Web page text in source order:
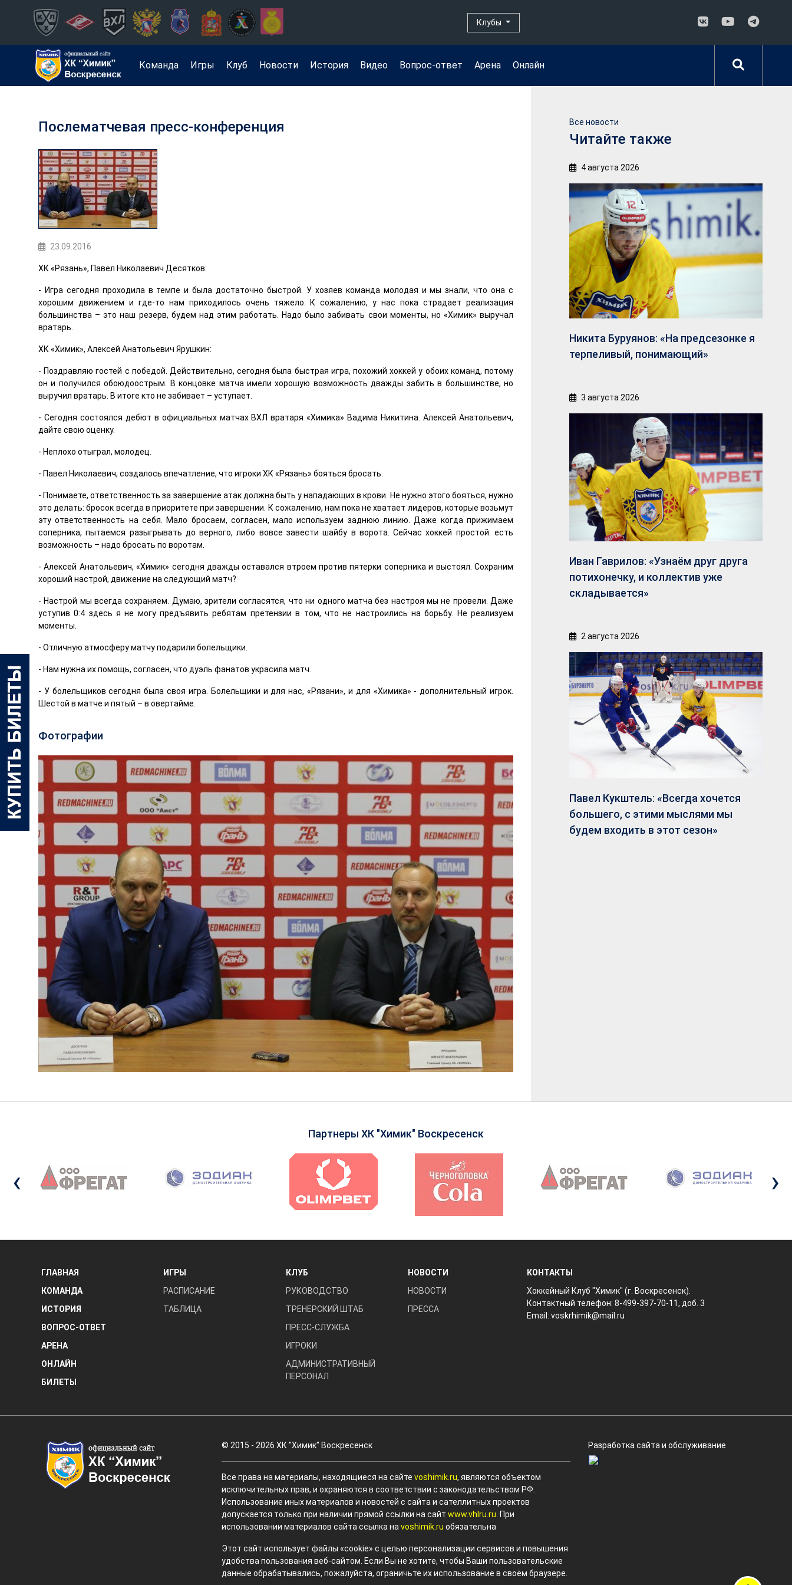
Клубы
Команда Игры Клуб Новости История Видео Вопрос-ответ Арена Онлайн
Послематчевая пресс-конференция
23.09.2016
ХК «Рязань», Павел Николаевич Десятков:
- Игра сегодня проходила в темпе и была достаточно быстрой. У хозяев команда молодая и мы знали, что она с
хорошим движением и где-то нам приходилось очень тяжело. К сожалению, у нас пока страдает реализация
большинства – это наш резерв, будем над этим работать. Надо было забивать свои моменты, но «Химик» выручал
вратарь.
ХК «Химик», Алексей Анатольевич Ярушкин:
- Поздравляю гостей с победой. Действительно, сегодня была быстрая игра, похожий хоккей у обоих команд, потому
он и получился обоюдоострым. В концовке матча имели хорошую возможность дважды забить в большинстве, но
выручил вратарь. В итоге кто не забивает – уступает.
- Сегодня состоялся дебют в официальных матчах ВХЛ вратаря «Химика» Вадима Никитина. Алексей Анатольевич,
дайте свою оценку.
- Неплохо отыграл, молодец.
- Павел Николаевич, создалось впечатление, что игроки ХК «Рязань» бояться бросать.
- Понимаете, ответственность за завершение атак должна быть у нападающих в крови. Не нужно этого бояться, нужно
это делать: бросок всегда в приоритете при завершении. К сожалению, нам пока не хватает лидеров, которые возьмут
эту ответственность на себя. Мало бросаем, согласен, мало используем заднюю линию. Даже когда прижимаем
соперника, пытаемся разыгрывать до верного, либо вовсе завести шайбу в ворота. Сейчас хоккей простой: есть
возможность – надо бросать по воротам.
- Алексей Анатольевич, «Химик» сегодня дважды оставался втроем против пятерки соперника и выстоял. Сохраним
хороший настрой, движение на следующий матч?
- Настрой мы всегда сохраняем. Думаю, зрители согласятся, что ни одного матча без настроя мы не провели. Даже
уступив 0:4 здесь я не могу предъявить ребятам претензии в том, что не настроились на борьбу. Не реализуем
моменты.
- Отличную атмосферу матчу подарили болельщики.
- Нам нужна их помощь, согласен, что дуэль фанатов украсила матч.
- У болельщиков сегодня была своя игра. Болельщики и для нас, «Рязани», и для «Химика» - дополнительный игрок.
Шестой в матче и пятый – в овертайме.
Фотографии
Все новости
Читайте также
4 августа 2026
Никита Буруянов: «На предсезонке я
терпеливый, понимающий»
3 августа 2026
Иван Гаврилов: «Узнаём друг друга
потихонечку, и коллектив уже
складывается»
2 августа 2026
Павел Кукштель: «Всегда хочется
большего, с этими мыслями мы
будем входить в этот сезон»
Партнеры ХК "Химик" Воскресенск
‹ ›
ГЛАВНАЯ
КОМАНДА
ИСТОРИЯ
ВОПРОС-ОТВЕТ
АРЕНА
ОНЛАЙН
БИЛЕТЫ
ИГРЫ
РАСПИСАНИЕ
ТАБЛИЦА
КЛУБ
РУКОВОДСТВО
ТРЕНЕРСКИЙ ШТАБ
ПРЕСС-СЛУЖБА
ИГРОКИ
АДМИНИСТРАТИВНЫЙ
ПЕРСОНАЛ
НОВОСТИ
НОВОСТИ
ПРЕССА
КОНТАКТЫ
Хоккейный Клуб "Химик" (г. Воскресенск).
Контактный телефон: 8-499-397-70-11, доб. 3
Email:voskrhimik@mail.ru
© 2015 - 2026 ХК "Химик" Воскресенск
Все права на материалы, находящиеся на сайте voshimik.ru, являются объектом
исключительных прав, и охраняются в соответствии с законодательством РФ.
Использование иных материалов и новостей с сайта и сателлитных проектов
допускается только при наличии прямой ссылки на сайт www.vhlru.ru . При
использовании материалов сайта ссылка на voshimik.ru обязательна
Этот сайт использует файлы «cookie» с целью персонализации сервисов и повышения
удобства пользования веб-сайтом. Если Вы не хотите, чтобы Ваши пользовательские
данные обрабатывались, пожалуйста, ограничьте их использование в своём браузере.
Разработка сайта и обслуживание